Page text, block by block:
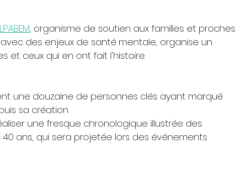
, organisme de soutien aux familles et proches
des enjeux de santé mentale, organise un
et ceux qui en ont fait l'histoire.
une douzaine de personnes clés ayant marqué
sa création
une fresque chronologique illustrée des
ans, qui sera projetée lors des événements